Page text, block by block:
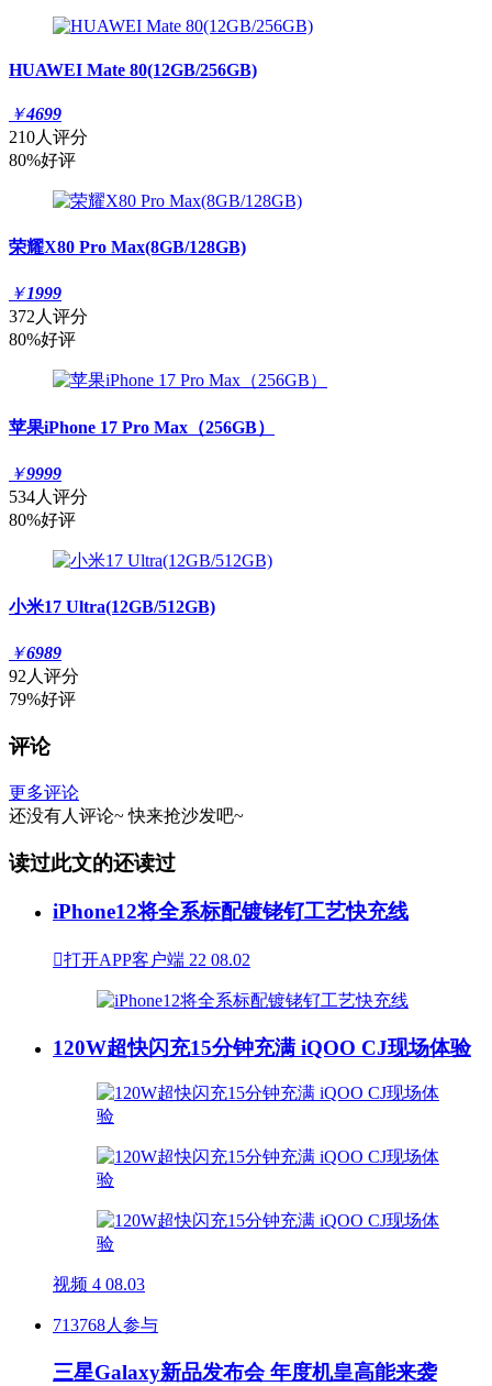
HUAWEI Mate 80(12GB/256GB)
￥4699
210人评分
80%好评
荣耀X80 Pro Max(8GB/128GB)
￥1999
372人评分
80%好评
苹果iPhone 17 Pro Max（256GB）
￥9999
534人评分
80%好评
小米17 Ultra(12GB/512GB)
￥6989
92人评分
79%好评
评论
更多评论
还没有人评论~ 快来抢沙发吧~
读过此文的还读过
iPhone12将全系标配镀铑钌工艺快充线
打开APP客户端 22 08.02
120W超快闪充15分钟充满 iQOO CJ现场体验
视频 4 08.03
713768人参与
三星Galaxy新品发布会 年度机皇高能来袭